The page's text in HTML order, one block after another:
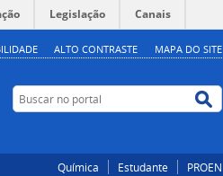
Legislação Canais
ALTO CONTRASTE MAPA DO SITE
Buscar no portal
Química Estudante PROEN